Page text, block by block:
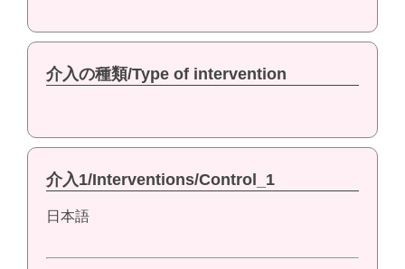
介入の種類/Type of intervention
介入1/Interventions/Control_1
日本語